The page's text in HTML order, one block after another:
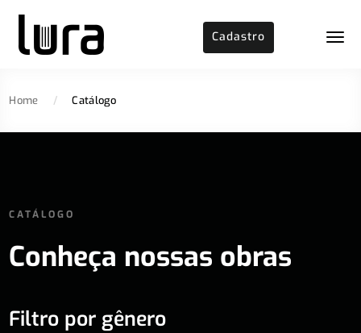
Cadastro
Home / Catálogo
CATÁLOGO
Conheça nossas obras
Filtro por gênero